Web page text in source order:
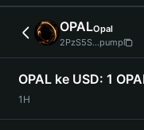
简体中文
繁體中文
Português (Portugal)
Bahasa Indonesia
ภาษาไทย
हिन्दी
OPALOpal
2PzS5S...pump
OPAL ke USD: 1
1H